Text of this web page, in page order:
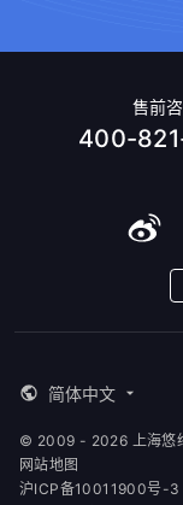
售前
400-
简体中文
© 2009 - 2026 上海悠
网站地图
沪ICP备10011900号-3